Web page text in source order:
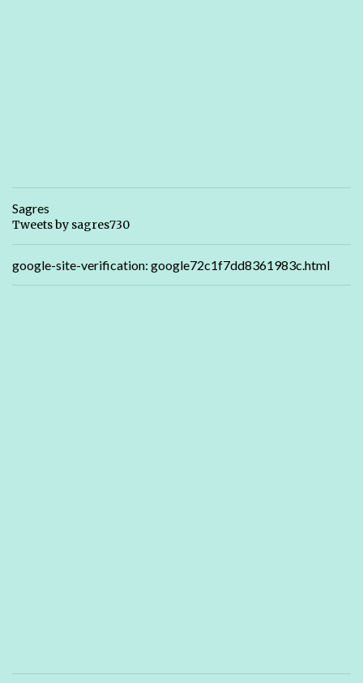
Sagres
Tweets by sagres730
google-site-verification: google72c1f7dd8361983c.html